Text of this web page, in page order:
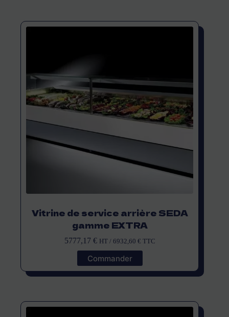
Vitrine de service arrière SEDA
gamme EXTRA
5777,17 € HT / 6932,60 € TTC
Commander